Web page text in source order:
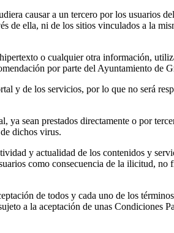
causar a un tercero por los usuarios
ella, ni de los sitios vinculados a la
o cualquier otra información,
por parte del Ayuntamiento de
de los servicios, por lo que no será
sean prestados directamente o por
dichos virus.
y actualidad de los contenidos y
como consecuencia de la ilicitud,
de todos y cada uno de los
a la aceptación de unas Condiciones